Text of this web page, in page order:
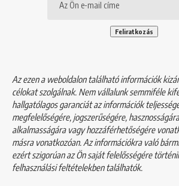
Az ezen a weboldalon található információk
célokat szolgálnak. Nem vállalunk semmiféle
hallgatólagos garanciát az információk
megfelelőségére, jogszerűségére,
alkalmasságára vagy hozzáférhetőségére
másra vonatkozóan. Az információkra való
ezért szigorúan az Ön saját felelősségére
felhasználási feltételekbentalálhatók.